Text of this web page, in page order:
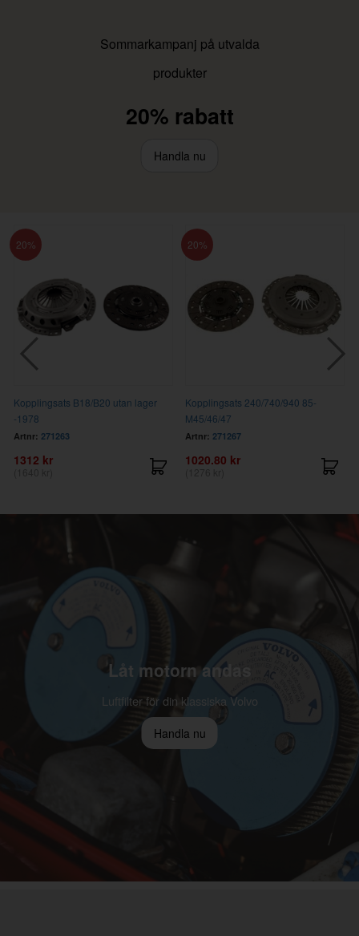
Sommarkampanj på utvalda
produkter
20% rabatt
Handla nu
20
Kopplingsats B18/B20 utan lager
-1978
Artnr: 271263
1312 kr
20
Kopplingsats 240/740/940 85-
M45/46/47
Artnr: 271267
1020.80 kr
Låt motorn andas
Luftfilter för din klassiska Volvo
Handla nu